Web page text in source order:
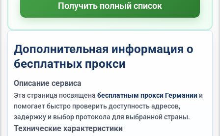
Получить полный список
Дополнительная информация о
бесплатных прокси
Описание сервиса
Эта страница посвящена бесплатным прокси Германии и
помогает быстро проверить доступность адресов,
задержку и выбор протокола для выбранной страны.
Технические характеристики